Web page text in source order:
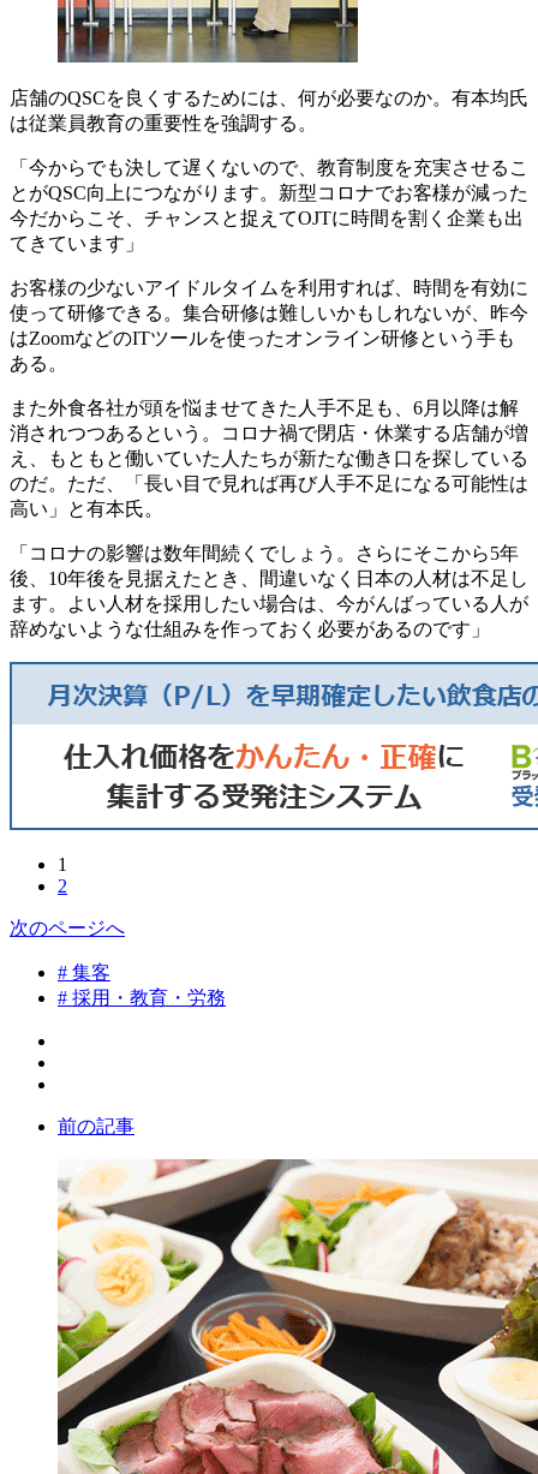
店舗のQSCを良くするためには、何が必要なのか。有本均氏
は従業員教育の重要性を強調する。
「今からでも決して遅くないので、教育制度を充実させるこ
とがQSC向上につながります。新型コロナでお客様が減った
今だからこそ、チャンスと捉えてOJTに時間を割く企業も出
てきています」
お客様の少ないアイドルタイムを利用すれば、時間を有効に
使って研修できる。集合研修は難しいかもしれないが、昨今
はZoomなどのITツールを使ったオンライン研修という手も
ある。
また外食各社が頭を悩ませてきた人手不足も、6月以降は解
消されつつあるという。コロナ禍で閉店・休業する店舗が増
え、もともと働いていた人たちが新たな働き口を探している
のだ。ただ、「長い目で見れば再び人手不足になる可能性は
高い」と有本氏。
「コロナの影響は数年間続くでしょう。さらにそこから5年
後、10年後を見据えたとき、間違いなく日本の人材は不足し
ます。よい人材を採用したい場合は、今がんばっている人が
辞めないような仕組みを作っておく必要があるのです」
1
2
次のページへ
# 集客
# 採用・教育・労務
前の記事